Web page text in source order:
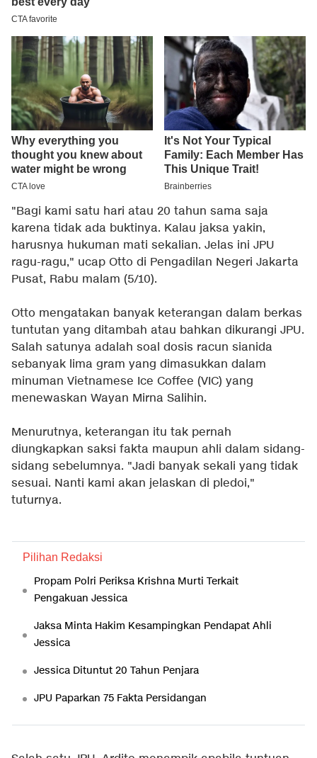
"Bagi kami satu hari atau 20 tahun sama saja
karena tidak ada buktinya. Kalau jaksa yakin,
harusnya hukuman mati sekalian. Jelas ini JPU
ragu-ragu," ucap Otto di Pengadilan Negeri Jakarta
Pusat, Rabu malam (5/10).
Otto mengatakan banyak keterangan dalam berkas
tuntutan yang ditambah atau bahkan dikurangi JPU.
Salah satunya adalah soal dosis racun sianida
sebanyak lima gram yang dimasukkan dalam
minuman Vietnamese Ice Coffee (VIC) yang
menewaskan Wayan Mirna Salihin.
Menurutnya, keterangan itu tak pernah
diungkapkan saksi fakta maupun ahli dalam sidang-
sidang sebelumnya. "Jadi banyak sekali yang tidak
sesuai. Nanti kami akan jelaskan di pledoi,"
tuturnya.
Pilihan Redaksi
Propam Polri Periksa Krishna Murti Terkait
Pengakuan Jessica
Jaksa Minta Hakim Kesampingkan Pendapat Ahli
Jessica
Jessica Dituntut 20 Tahun Penjara
JPU Paparkan 75 Fakta Persidangan